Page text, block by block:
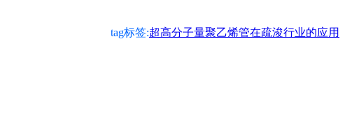
tag标签:超高分子量聚乙烯管在疏浚行业的应用